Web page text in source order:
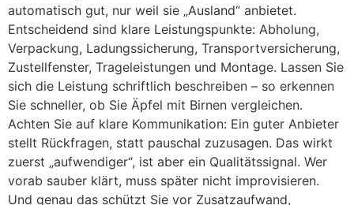
automatisch gut, nur weil sie „Ausland“ anbietet.
Entscheidend sind klare Leistungspunkte: Abholung,
Verpackung, Ladungssicherung, Transportversicherung,
Zustellfenster, Trageleistungen und Montage. Lassen Sie
sich die Leistung schriftlich beschreiben – so erkennen
Sie schneller, ob Sie Äpfel mit Birnen vergleichen.
Achten Sie auf klare Kommunikation: Ein guter Anbieter
stellt Rückfragen, statt pauschal zuzusagen. Das wirkt
zuerst „aufwendiger“, ist aber ein Qualitätssignal. Wer
vorab sauber klärt, muss später nicht improvisieren.
Und genau das schützt Sie vor Zusatzaufwand,